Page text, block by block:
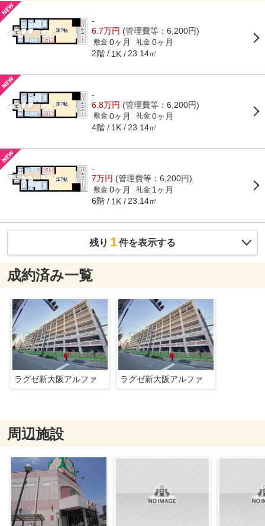
-
6.7万円 (管理費等：6,200円)
敷金 0ヶ月 礼金 0ヶ月
2階 1K 23.14㎡
-
6.8万円 (管理費等：6,200円)
敷金 0ヶ月 礼金 0ヶ月
4階 1K 23.14㎡
-
7万円 (管理費等：6,200円)
敷金 0ヶ月 礼金 1ヶ月
6階 1K 23.14㎡
残り 1件を表示する
成約済み一覧
ラグゼ新大阪アルファ ラグゼ新大阪アルファ
周辺施設